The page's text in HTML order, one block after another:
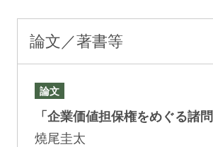
論文／著書等
論文
「企業価値担保権をめぐる諸
燒尾圭太